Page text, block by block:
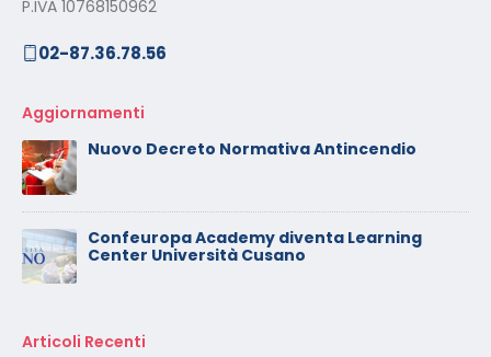
P.IVA 10768150962
02-87.36.78.56
Aggiornamenti
Nuovo Decreto Normativa Antincendio
Confeuropa Academy diventa Learning
Center Università Cusano
Articoli Recenti